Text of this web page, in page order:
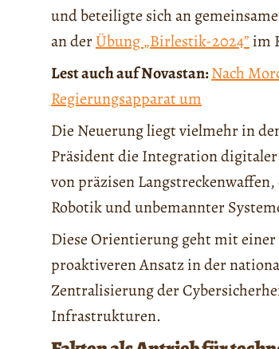
und beteiligte sich an
an derÜbung„Birlestik-2024” im
Lest auch auf Novastan:Nach
Regierungsapparat um
Die Neuerung liegt vielmehr in
Präsident die Integration
von präzisen
Robotik und unbemannter
Diese Orientierung geht mit
proaktiveren Ansatz in der
Zentralisierung der
Infrastrukturen.